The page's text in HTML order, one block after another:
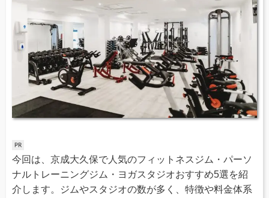
今回は、京成大久保で人気のフィットネスジム・パーソ
ナルトレーニングジム・ヨガスタジオおすすめ5選を紹
介します。ジムやスタジオの数が多く、特徴や料金体系